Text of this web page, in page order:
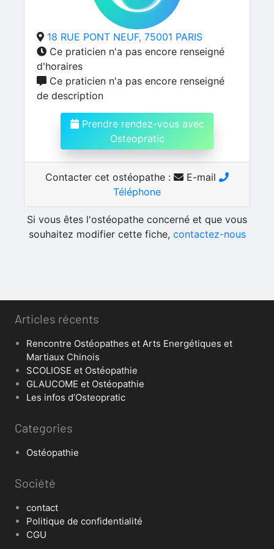
18 RUE PONT NEUF, 75001 PARIS
Ce praticien n'a pas encore renseigné
d'horaires
Ce praticien n'a pas encore renseigné
de description
Prendre rendez-vous avec
Osteopratic
Contacter cet ostéopathe :
E-mail
Téléphone
Si vous êtes l'ostéopathe concerné et que vous
souhaitez modifier cette fiche, contactez-nous
Articles récents
Rencontre Ostéopathes et Arts Energétiques et
Martiaux Chinois
SCOLIOSE et Ostéopathie
GLAUCOME et Ostéopathie
Les infos d’Osteopratic
Categories
Ostéopathie
Société
contact
Politique de confidentialité
CGU